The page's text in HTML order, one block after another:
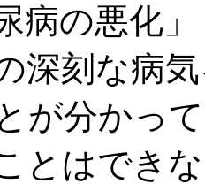
病の悪化
深刻な病
が分かっ
とはでき